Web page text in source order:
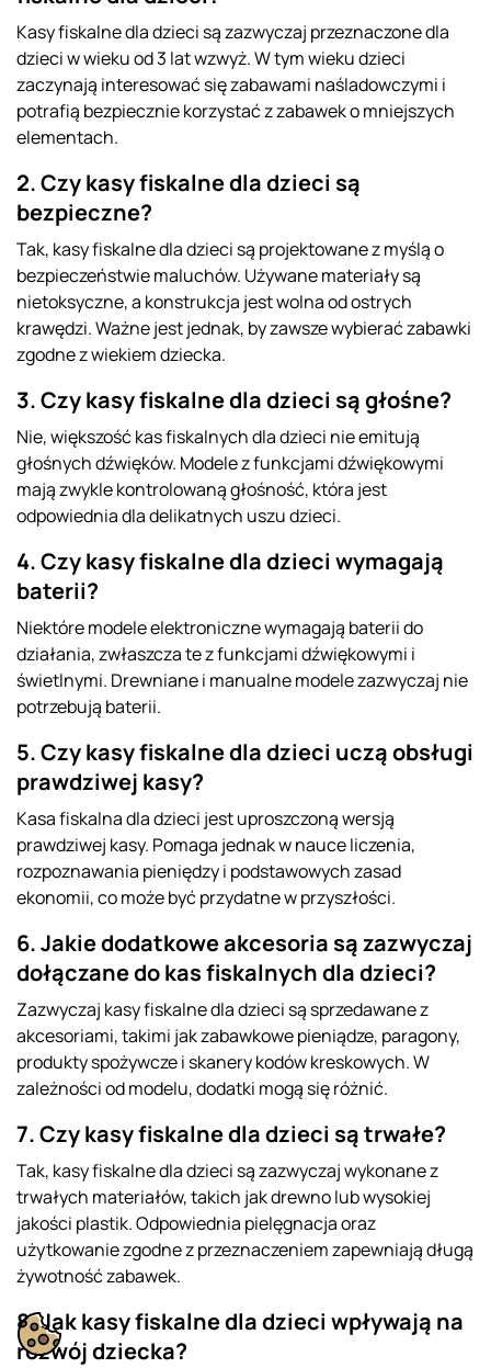
Kasy fiskalne dla dzieci są zazwyczaj przeznaczone dla
dzieci w wieku od 3 lat wzwyż. W tym wieku dzieci
zaczynają interesować się zabawami naśladowczymi i
potrafią bezpiecznie korzystać z zabawek o mniejszych
elementach.
2. Czy kasy fiskalne dla dzieci są
bezpieczne?
Tak, kasy fiskalne dla dzieci są projektowane z myślą o
bezpieczeństwie maluchów. Używane materiały są
nietoksyczne, a konstrukcja jest wolna od ostrych
krawędzi. Ważne jest jednak, by zawsze wybierać zabawki
zgodne z wiekiem dziecka.
3. Czy kasy fiskalne dla dzieci są głośne?
Nie, większość kas fiskalnych dla dzieci nie emitują
głośnych dźwięków. Modele z funkcjami dźwiękowymi
mają zwykle kontrolowaną głośność, która jest
odpowiednia dla delikatnych uszu dzieci.
4. Czy kasy fiskalne dla dzieci wymagają
baterii?
Niektóre modele elektroniczne wymagają baterii do
działania, zwłaszcza te z funkcjami dźwiękowymi i
świetlnymi. Drewniane i manualne modele zazwyczaj nie
potrzebują baterii.
5. Czy kasy fiskalne dla dzieci uczą obsługi
prawdziwej kasy?
Kasa fiskalna dla dzieci jest uproszczoną wersją
prawdziwej kasy. Pomaga jednak w nauce liczenia,
rozpoznawania pieniędzy i podstawowych zasad
ekonomii, co może być przydatne w przyszłości.
6. Jakie dodatkowe akcesoria są zazwyczaj
dołączane do kas fiskalnych dla dzieci?
Zazwyczaj kasy fiskalne dla dzieci są sprzedawane z
akcesoriami, takimi jak zabawkowe pieniądze, paragony,
produkty spożywcze i skanery kodów kreskowych. W
zależności od modelu, dodatki mogą się różnić.
7. Czy kasy fiskalne dla dzieci są trwałe?
Tak, kasy fiskalne dla dzieci są zazwyczaj wykonane z
trwałych materiałów, takich jak drewno lub wysokiej
jakości plastik. Odpowiednia pielęgnacja oraz
użytkowanie zgodne z przeznaczeniem zapewniają długą
żywotność zabawek.
8. Jak kasy fiskalne dla dzieci wpływają na
rozwój dziecka?